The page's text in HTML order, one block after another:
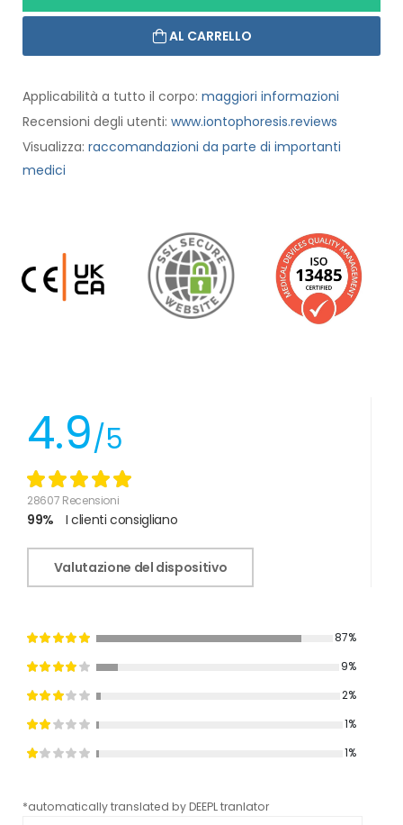
AL CARRELLO
Applicabilità a tutto il corpo: maggiori informazioni
Recensioni degli utenti: www.iontophoresis.reviews
Visualizza: raccomandazioni da parte di importanti
medici
4.9/5
28607 Recensioni
99% I clienti consigliano
Valutazione del dispositivo
87%
9%
2%
1%
1%
*automatically translated by DEEPL tranlator